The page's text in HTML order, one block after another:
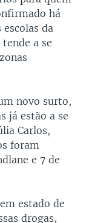
há
da
a se
novo surto,
já estão a se
Carlos,
foram
e 7 de
estado de
drogas,